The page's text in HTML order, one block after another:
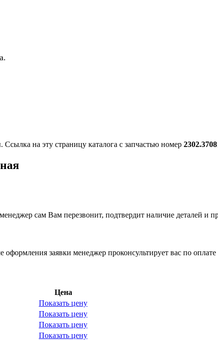
Ссылка на эту страницу каталога с запчастью номер
сам Вам перезвонит, подтвердит наличие деталей и
заявки менеджер проконсультирует вас по оплате
Цена
Показать цену
Показать цену
Показать цену
Показать цену